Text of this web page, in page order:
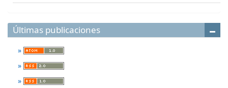
Últimas publicaciones